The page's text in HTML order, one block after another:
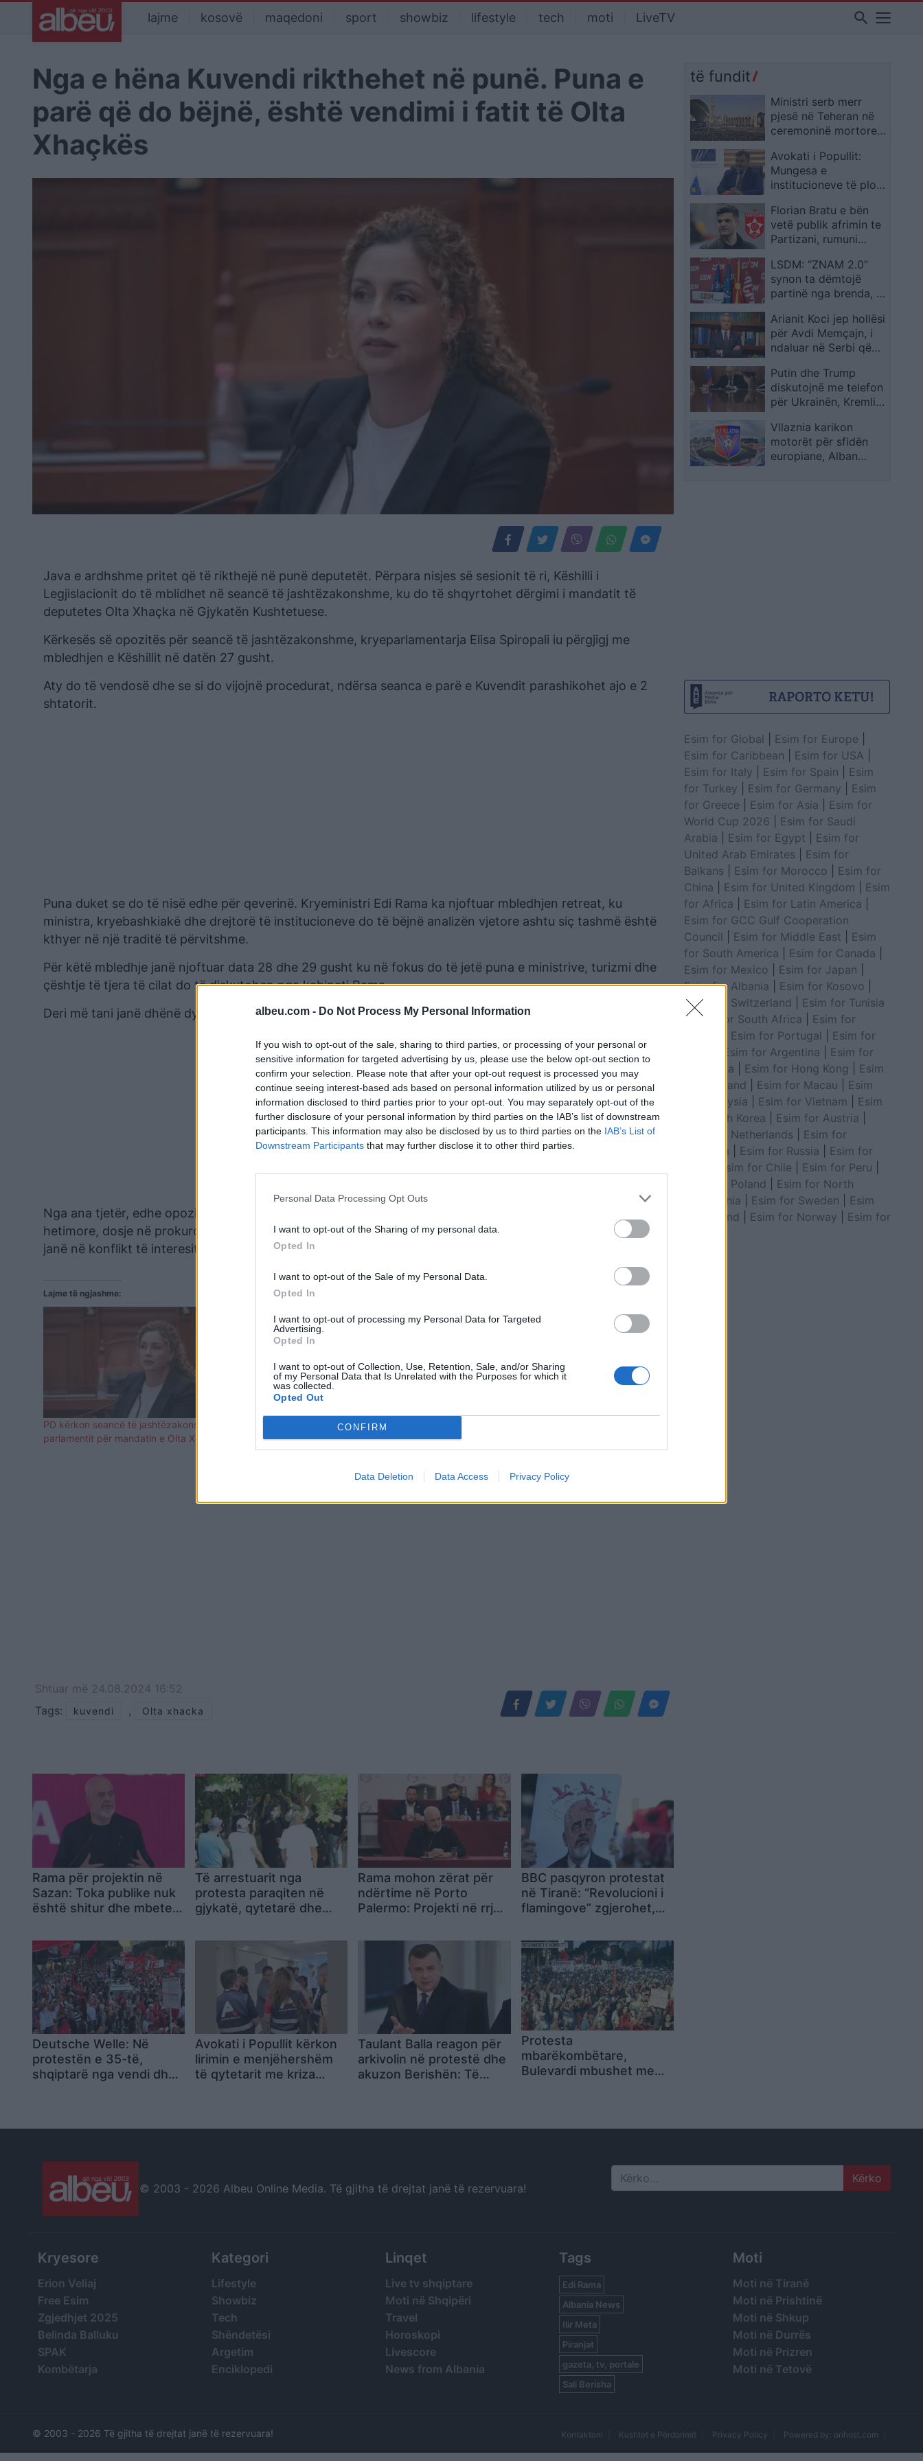
albeu.com - Do Not Process My Personal Information
If you wish to opt-out of the sale, sharing to third parties, or processing of your personal or
sensitive information for targeted advertising by us, please use the below opt-out section to
confirm your selection. Please note that after your opt-out request is processed you may
continue seeing interest-based ads based on personal information utilized by us or personal
information disclosed to third parties prior to your opt-out. You may separately opt-out of the
further disclosure of your personal information by third parties on the IAB’s list of downstream
participants. This information may also be disclosed by us to third parties on the IAB’s List of
Downstream Participants that may further disclose it to other third parties.
Personal Data Processing Opt Outs
I want to opt-out of the Sharing of my personal data.
Opted In
I want to opt-out of the Sale of my Personal Data.
Opted In
I want to opt-out of processing my Personal Data for Targeted
Advertising.
Opted In
I want to opt-out of Collection, Use, Retention, Sale, and/or Sharing
of my Personal Data that Is Unrelated with the Purposes for which it
was collected.
Opted Out
CONFIRM
Data Deletion Data Access Privacy Policy
lajme kosovë maqedoni sport showbiz lifestyle tech moti LiveTV search
Nga e hëna Kuvendi rikthehet në punë. Puna e
parë që do bëjnë, është vendimi i fatit të Olta
Xhaçkës
Java e ardhshme pritet që të rikthejë në punë deputetët. Përpara nisjes së sesionit të ri, Këshilli i
Legjislacionit do të mblidhet në seancë të jashtëzakonshme, ku do të shqyrtohet dërgimi i mandatit të
deputetes Olta Xhaçka në Gjykatën Kushtetuese.
Kërkesës së opozitës për seancë të jashtëzakonshme, kryeparlamentarja Elisa Spiropali iu përgjigj me
mbledhjen e Këshillit në datën 27 gusht.
Aty do të vendosë dhe se si do vijojnë procedurat, ndërsa seanca e parë e Kuvendit parashikohet ajo e 2
shtatorit.
Puna duket se do të nisë edhe për qeverinë. Kryeministri Edi Rama ka njoftuar mbledhjen retreat, ku
ministra, kryebashkiakë dhe drejtorë të institucioneve do të bëjnë analizën vjetore ashtu siç tashmë është
kthyer në një traditë të përvitshme.
Për këtë mbledhje janë njoftuar data 28 dhe 29 gusht ku në fokus do të jetë puna e ministrive, turizmi dhe
çështje të tjera të cilat do të diskutohen nga kabineti Rama.
Deri më tani janë dhënë dy mundësi për takimin një në Himarë por edhe në Tiranë.
Nga ana tjetër, edhe opozita ka paralajmëruar tone të larta me rikthimin e seancave, qoftë me komisione
hetimore, dosje në prokurori, por edhe me kërkesa për heqjen e mandateve të deputetëve që sipas tyre
janë në konflikt të interesit.
Lajme të ngjashme:
PD kërkon seancë të jashtëzakonshme të
parlamentit për mandatin e Olta Xhaçkës
Mandati i Olta Xhaçkës, Kuvendi vendos
këtë ditë të mbledhë Këshillin për
Legjislacionin
mandatin e Olta Xhaçkës
Shtuar më 24.08.2024 16:52
Tags:
kuvendi , Olta xhacka
Rama për projektin në
Sazan: Toka publike nuk
është shitur dhe mbetet
s’do të devijojë nga
standardet e BE-së
Të arrestuarit nga
protesta paraqiten në
gjykatë, qytetarë dhe
jashtë: Lironi çunat!
Rama mohon zërat për
ndërtime në Porto
Palermo: Projekti në rrjet
GPT, gjiri është
monument natyre
BBC pasqyron protestat
në Tiranë: “Revolucioni i
flamingove” zgjerohet,
Ramës
Deutsche Welle: Në
protestën e 35-të,
shqiptarë nga vendi dhe
Avokati i Popullit kërkon
lirimin e menjëhershëm
të qytetarit me kriza
Taulant Balla reagon për
arkivolin në protestë dhe
akuzon Berishën: Të
Protesta
mbarëkombëtare,
Bulevardi mbushet me
“Revolucion, Shqipëri e
të fundit
Ministri serb merr
pjesë në Teheran në
ceremoninë mortore
opozita në Beograd
kritikon Vuçiçin
Avokati i Popullit:
Mungesa e
institucioneve të plota
e qytetarëve në
Kosovë
Florian Bratu e bën
vetë publik afrimin te
Partizani, rumuni
LSDM: “ZNAM 2.0”
synon ta dëmtojë
partinë nga brenda, jo
Arianit Koci jep hollësi
për Avdi Memçajn, i
ndaluar në Serbi që
Putin dhe Trump
diskutojnë me telefon
për Ukrainën, Kremlini
diplomatike, reagon
edhe Zelensky
Vllaznia karikon
motorët për sfidën
europiane, Alban
Esim for Global Esim for Europe
Esim for Caribbean
Esim for USA
Esim for Italy
Esim for Spain
Esim
for Turkey
Esim for Germany
Esim
for Greece
Esim for Asia
Esim for
World Cup 2026
Esim for Saudi
Arabia
Esim for Egypt
Esim for
United Arab Emirates
Esim for
Balkans
Esim for Morocco
Esim for
China
Esim for United Kingdom
Esim
for Africa
Esim for Latin America
Esim for GCC Gulf Cooperation
Council
Esim for Middle East
Esim
for South America
Esim for Canada
Esim for Mexico
Esim for Japan
Esim for Albania
Esim for Kosovo
Esim for Switzerland
Esim for Tunisia
| Esim for South Africa
Esim for
Esim for Portugal
Esim for
Esim for Argentina
Esim for
Colombia
Esim for Hong Kong
Esim
for Thailand
Esim for Macau
Esim
for Malaysia
Esim for Vietnam
Esim
for South Korea
Esim for Austria
Esim for Netherlands
Esim for
Australia
Esim for Russia
Esim for
Esim for Chile Esim for Peru
Esim for Poland
Esim for North
Macedonia
Esim for Sweden
Esim
for Finland
Esim for Norway
Esim for
© 2003 - 2026 Albeu Online Media. Të gjitha të drejtat janë të rezervuara! Search
Kryesore
Erion Veliaj
Free Esim
Zgjedhjet 2025
Belinda Balluku
SPAK
Kombëtarja
Kategori
Lifestyle
Showbiz
Tech
Shëndetësi
Argetim
Enciklopedi
Linqet
Live tv shqiptare
Moti në Shqipëri
Travel
Horoskopi
Livescore
News from Albania
Tags
Edi Rama
Albania News
Ilir Meta
Piranjat
gazeta, tv, portale
Sali Berisha
Moti
Moti në Tiranë
Moti në Prishtinë
Moti në Shkup
Moti në Durrës
Moti në Prizren
Moti në Tetovë
© 2003 - 2026 Të gjitha të drejtat janë të rezervuara! Kontaktoni Kushtet e Përdorimit Privacy Policy Powered by: orihost.com